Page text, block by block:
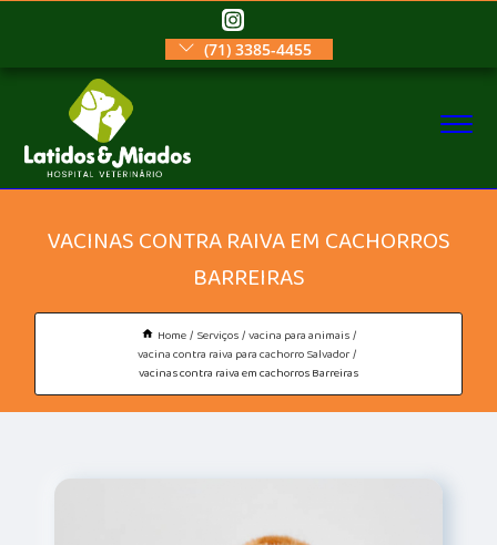
(71) 3385-4455
VACINAS CONTRA RAIVA EM CACHORROS
BARREIRAS
Home Serviços vacina para animais
vacina contra raiva para cachorro Salvador
vacinas contra raiva em cachorros Barreiras